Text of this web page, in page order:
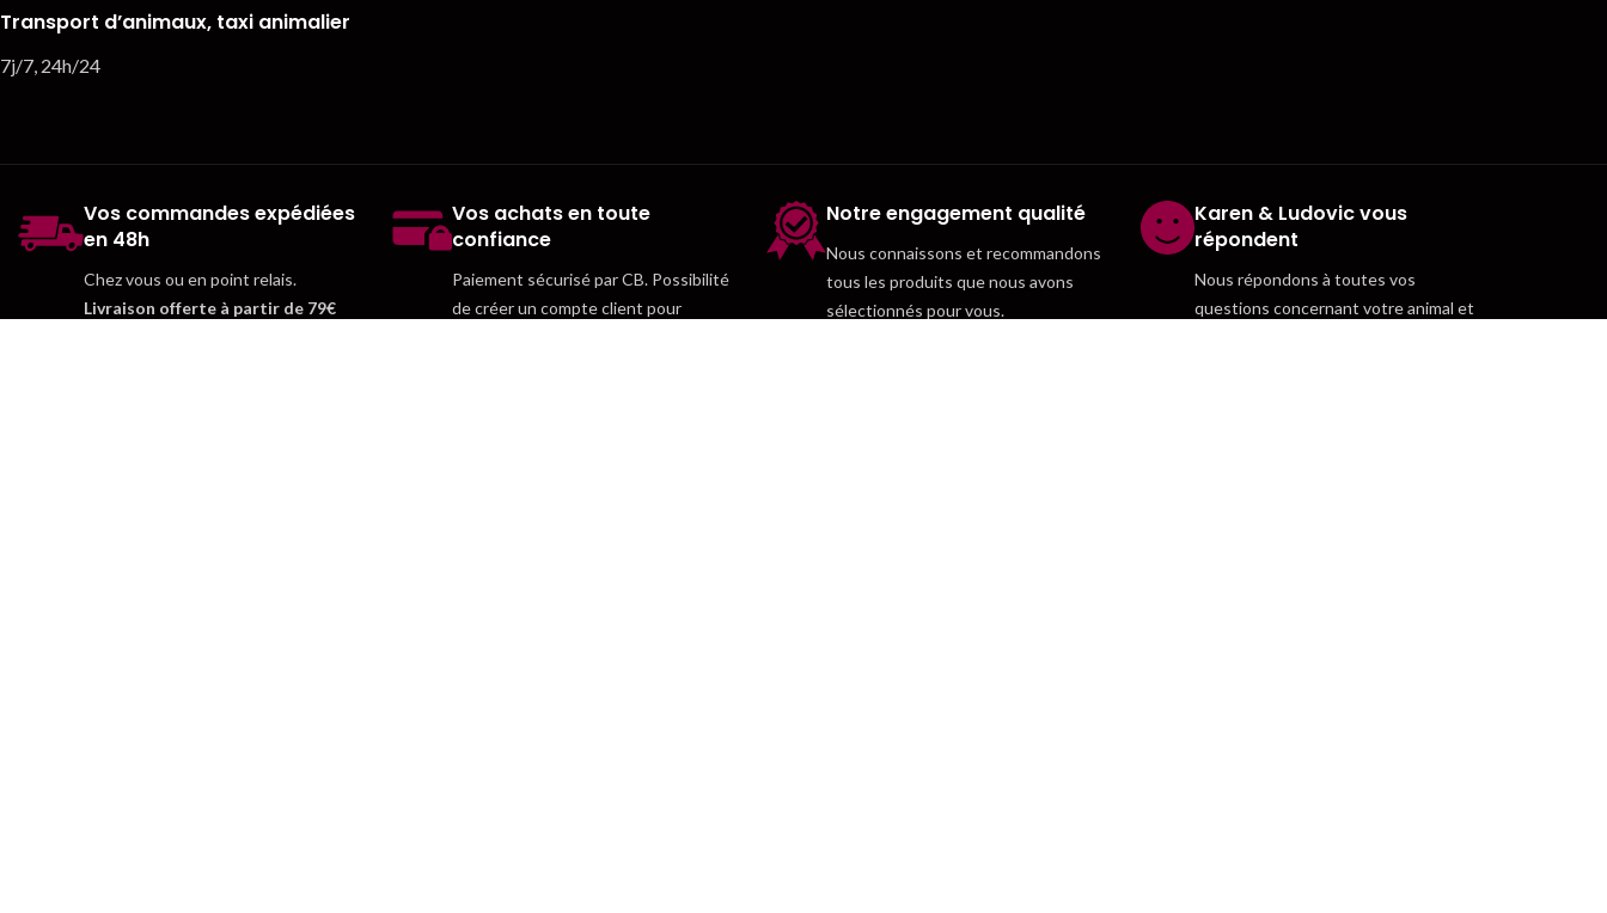
Transport d’animaux, taxi animalier
7j/7, 24h/24
Vos commandes expédiées
en 48h
Chez vous ou en point relais.
Livraison offerte à partir de 79€
Vos achats en toute
confiance
Paiement sécurisé par CB. Possibilité
de créer un compte client pour
Notre engagement qualité
Nous connaissons et recommandons
tous les produits que nous avons
sélectionnés pour vous.
Karen & Ludovic vous
répondent
Nous répondons à toutes vos
questions concernant votre animal et